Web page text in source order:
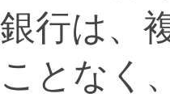
銀行は、
ことなく